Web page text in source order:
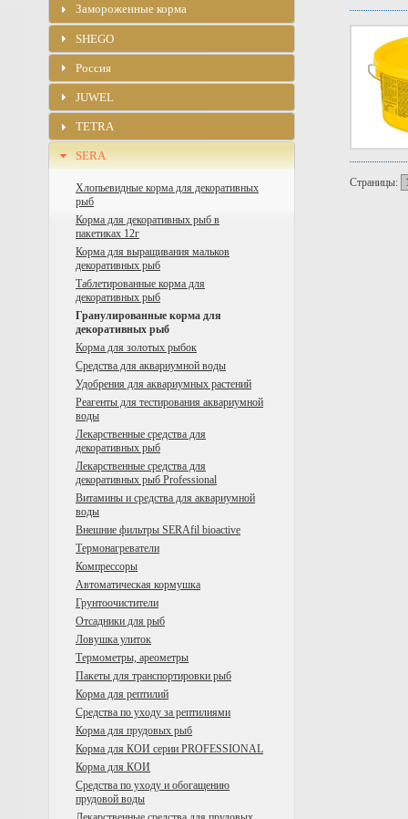
Страницы:
Замороженные корма
SHEGO
Россия
JUWEL
TETRA
SERA
Хлопьевидные корма для декоративных
рыб
Корма для декоративных рыб в
пакетиках 12г
Корма для выращивания мальков
декоративных рыб
Таблетированные корма для
декоративных рыб
Гранулированные корма для
декоративных рыб
Корма для золотых рыбок
Средства для аквариумной воды
Удобрения для аквариумных растений
Реагенты для тестирования аквариумной
воды
Лекарственные средства для
декоративных рыб
Лекарственные средства для
декоративных рыб Professional
Витамины и средства для аквариумной
воды
Внешние фильтры SERAfil bioactive
Tермонагреватели
Компрессоры
Автоматическая кормушка
Грунтоочистители
Отсадники для рыб
Ловушка улиток
Термометры, ареометры
Пакеты для транспортировки рыб
Корма для рептилий
Средства по уходу за рептилиями
Корма для прудовых рыб
Корма для КОИ серии PROFESSIONAL
Корма для КОИ
Средства по уходу и обогащению
прудовой воды